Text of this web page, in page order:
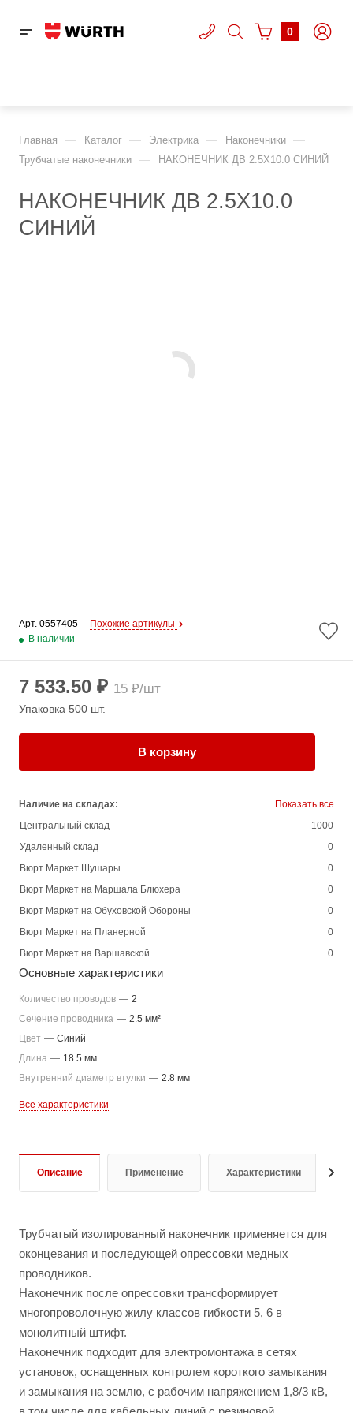
0
Главная — Каталог — Электрика — Наконечники —
Трубчатые наконечники — НАКОНЕЧНИК ДВ 2.5X10.0 СИНИЙ
НАКОНЕЧНИК ДВ 2.5X10.0
СИНИЙ
Арт. 0557405
Похожие артикулы
В наличии
7 533.50 ₽ 15 ₽/шт
Упаковка 500 шт.
В корзину
Наличие на складах:
Показать все
Центральный склад
1000
Удаленный склад
0
Вюрт Маркет Шушары
0
Вюрт Маркет на Маршала Блюхера
0
Вюрт Маркет на Обуховской Обороны
0
Вюрт Маркет на Планерной
0
Вюрт Маркет на Варшавской
0
Основные характеристики
Количество проводов — 2
Сечение проводника — 2.5 мм²
Цвет — Синий
Длина — 18.5 мм
Внутренний диаметр втулки — 2.8 мм
Все характеристики
Описание Применение Характеристики
Трубчатый изолированный наконечник применяется для
оконцевания и последующей опрессовки медных
проводников.
Наконечник после опрессовки трансформирует
многопроволочную жилу классов гибкости 5, 6 в
монолитный штифт.
Наконечник подходит для электромонтажа в сетях
установок, оснащенных контролем короткого замыкания
и замыкания на землю, с рабочим напряжением 1,8/3 кВ,